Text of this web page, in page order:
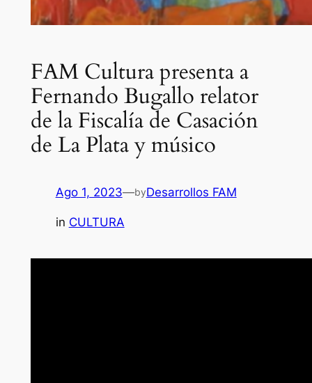
FAM Cultura presenta a
Fernando Bugallo relator
de la Fiscalía de Casación
de La Plata y músico
Ago 1, 2023—byDesarrollos FAM
in CULTURA